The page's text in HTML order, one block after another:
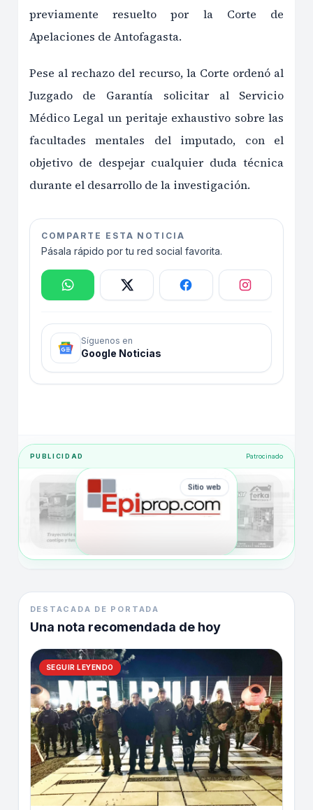
previamente resuelto por la Corte de
Apelaciones de Antofagasta.
Pese al rechazo del recurso, la Corte ordenó al
Juzgado de Garantía solicitar al Servicio
Médico Legal un peritaje exhaustivo sobre las
facultades mentales del imputado, con el
objetivo de despejar cualquier duda técnica
durante el desarrollo de la investigación.
COMPARTE ESTA NOTICIA
Pásala rápido por tu red social favorita.
Síguenos en
Google Noticias
PUBLICIDAD Patrocinado
Sitio web
DESTACADA DE PORTADA
Una nota recomendada de hoy
SEGUIR LEYENDO